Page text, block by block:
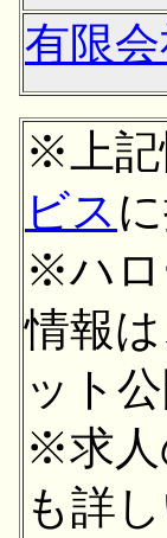
有限
※上記
ビス
※ハロ
情報
ット
※求人
も詳